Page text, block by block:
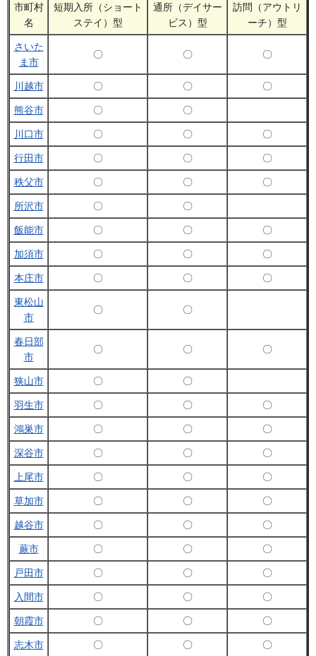
市町村
名
短期入所（ショート
ステイ）型
通所（デイサー
ビス）型
訪問（アウトリ
ーチ）型
さいた
ま市
〇 〇 〇
川越市 〇 〇 〇
熊谷市 〇 〇
川口市 〇 〇 〇
行田市 〇 〇 〇
秩父市 〇 〇 〇
所沢市 〇 〇
飯能市 〇 〇 〇
加須市 〇 〇 〇
本庄市 〇 〇 〇
東松山
市
〇 〇
春日部
市
〇 〇 〇
狭山市 〇 〇
羽生市 〇 〇 〇
鴻巣市 〇 〇 〇
深谷市 〇 〇 〇
上尾市 〇 〇 〇
草加市 〇 〇 〇
越谷市 〇 〇 〇
蕨市 〇 〇 〇
戸田市 〇 〇 〇
入間市 〇 〇 〇
朝霞市 〇 〇 〇
志木市 〇 〇 〇